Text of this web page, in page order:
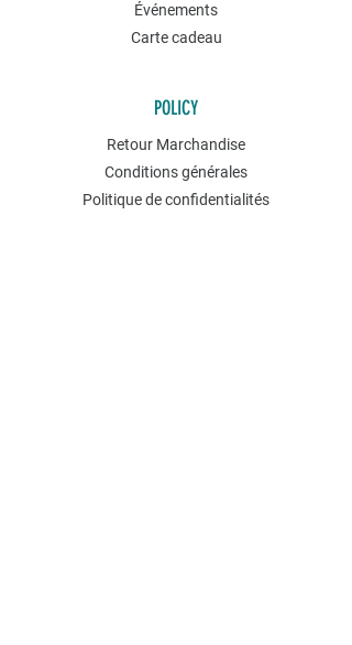
Événements
Carte cadeau
POLICY
Retour Marchandise
Conditions générales
Politique de confidentialités